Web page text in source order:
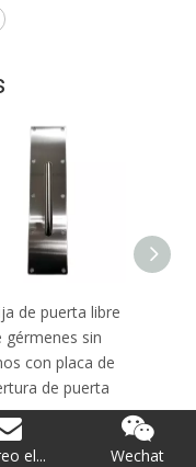
diseño
cuadrado
ss304 manija
de placa
el... Wechat